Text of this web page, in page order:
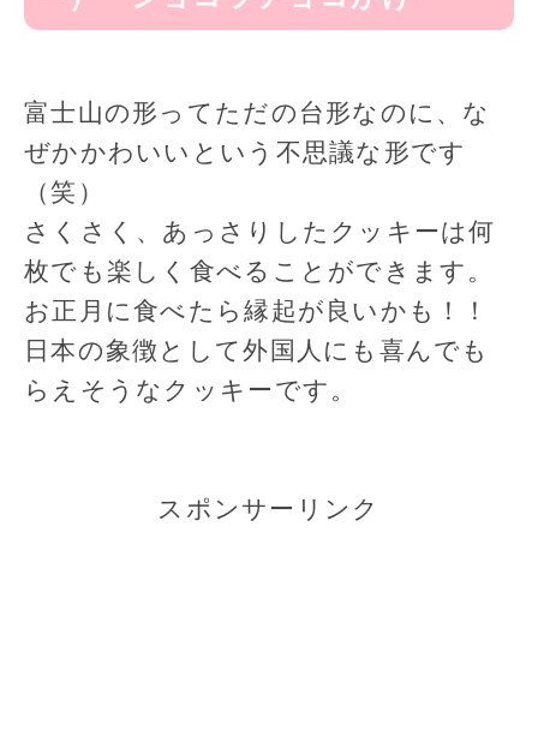
富士山の形ってただの台形なのに、な
ぜかかわいいという不思議な形です
（笑）
さくさく、あっさりしたクッキーは何
枚でも楽しく食べることができます。
お正月に食べたら縁起が良いかも！！
日本の象徴として外国人にも喜んでも
らえそうなクッキーです。
スポンサーリンク